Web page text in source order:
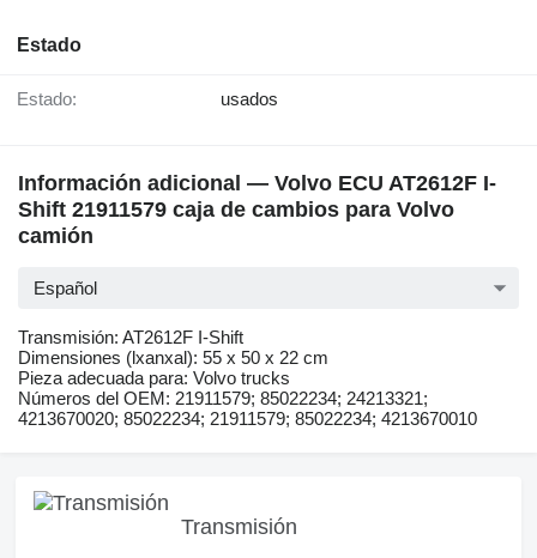
Estado
Estado: usados
Información adicional — Volvo ECU AT2612F I-
Shift 21911579 caja de cambios para Volvo
camión
Español
Transmisión: AT2612F I-Shift
Dimensiones (lxanxal): 55 x 50 x 22 cm
Pieza adecuada para: Volvo trucks
Números del OEM: 21911579; 85022234; 24213321;
4213670020; 85022234; 21911579; 85022234; 4213670010
Transmisión